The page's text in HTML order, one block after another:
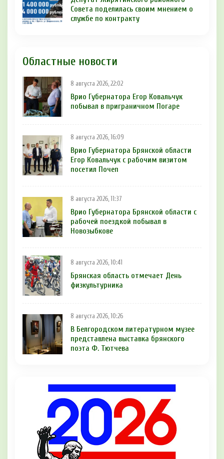
Совета поделилась своим мнением о
службе по контракту
Областные новости
8 августа 2026, 22:02
Врио Губернатора Егор Ковальчук
побывал в приграничном Погаре
8 августа 2026, 16:09
Врио Губернатора Брянской области
Егор Ковальчук с рабочим визитом
посетил Почеп
8 августа 2026, 11:37
Врио Губернатора Брянской области с
рабочей поездкой побывал в
Новозыбкове
8 августа 2026, 10:41
Брянская область отмечает День
физкультурника
8 августа 2026, 10:26
В Белгородском литературном музее
представлена выставка брянского
поэта Ф. Тютчева